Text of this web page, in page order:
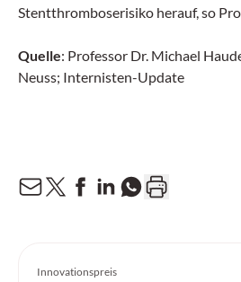
Stentthromboserisiko herauf, so
Quelle: Professor Dr. Michael
Neuss; Internisten-Update
Innovationspreis